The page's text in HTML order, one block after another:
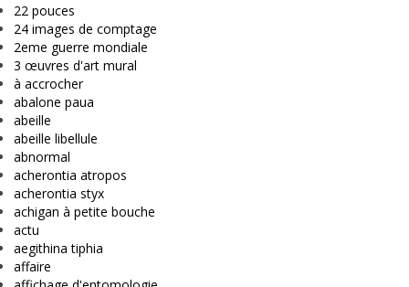
22 pouces
24 images de comptage
2eme guerre mondiale
3 œuvres d'art mural
à accrocher
abalone paua
abeille
abeille libellule
abnormal
acherontia atropos
acherontia styx
achigan à petite bouche
actu
aegithina tiphia
affaire